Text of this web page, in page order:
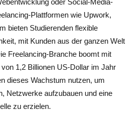
oder Social-Media-
Plattformen wie Upwork,
bieten Studierenden flexible
mit Kunden aus der ganzen Welt
Freelancing-Branche boomt mit
1,2 Billionen US-Dollar im Jahr
dieses Wachstum nutzen, um
Netzwerke aufzubauen und eine
zu erzielen.